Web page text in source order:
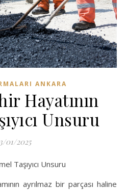
ANKARA
Hayatının
Unsuru
01/2025
Taşıyıcı Unsuru
ayrılmaz bir parçası haline